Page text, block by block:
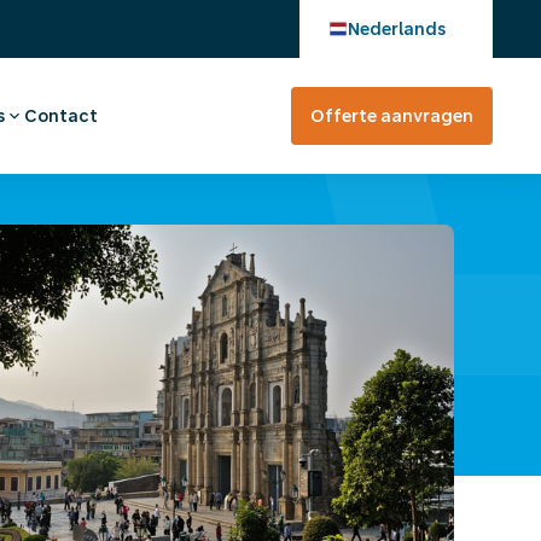
Nederlands
aanvragen
Contact Offerte aanvragen